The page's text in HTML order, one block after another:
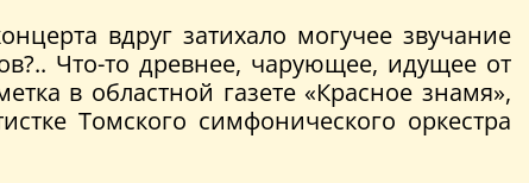
вдруг затихало могучее звучание
Что-то древнее, чарующее, идущее от
в областной газете «Красное знамя»,
Томского симфонического оркестра